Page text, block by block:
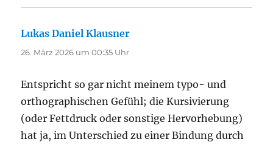
Lukas Daniel Klausner
26. März 2026 um 00:35 Uhr
Entspricht so gar nicht meinem typo- und
orthographischen Gefühl; die Kursivierung
(oder Fettdruck oder sonstige Hervorhebung)
hat ja, im Unterschied zu einer Bindung durch